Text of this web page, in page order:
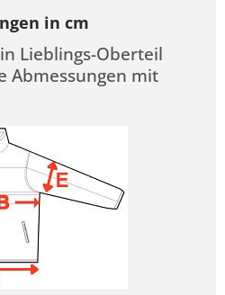
in cm
Lieblings-Oberteil
Abmessungen mit